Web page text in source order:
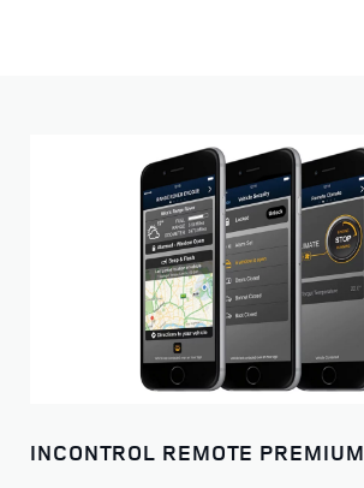
INCONTROL REMOTE PREMIUM